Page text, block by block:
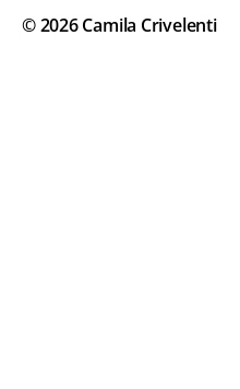
© 2026Camila Crivelenti